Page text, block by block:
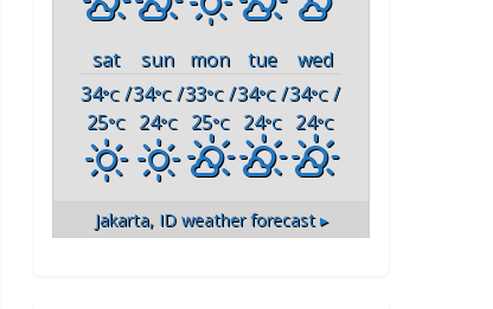
sat sun mon tue
wed
34°C/
25°C
34°C/
24°C
33°C/
25°C
34°C/
24°C
34°C /
24°C
Jakarta, IDweather forecast ▸